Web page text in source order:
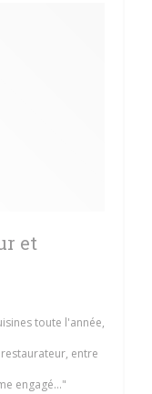
et
toute l'année,
entre
engagé..."